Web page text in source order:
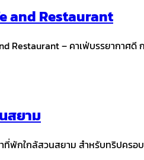
and Restaurant
Restaurant – คาเฟ่บรรยากาศ
สยาม
พักใกล้สวนสยาม สำหรับทริปครอ